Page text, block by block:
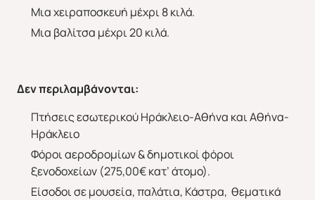
Μια χειραποσκευή μέχρι 8 κιλά.
Μια βαλίτσα μέχρι 20 κιλά.
Δεν περιλαμβάνονται:
Πτήσεις εσωτερικού Ηράκλειο-Αθήνα και Αθήνα-
Ηράκλειο
Φόροι αεροδρομίων & δημοτικοί φόροι
ξενοδοχείων (275,00€ κατ’ άτομο).
Είσοδοι σε μουσεία, παλάτια, Κάστρα, θεματικά